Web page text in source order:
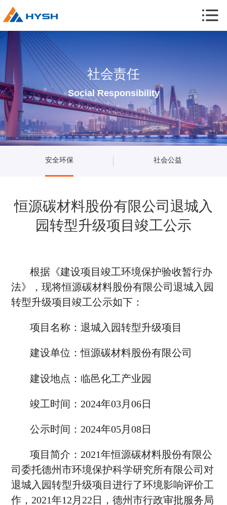
社会责任
Social Responsibility
安全环保 社会公益
恒源碳材料股份有限公司退城入
园转型升级项目竣工公示
根据《建设项目竣工环境保护验收暂行办
法》，现将恒源碳材料股份有限公司退城入园
转型升级项目竣工公示如下：
项目名称：退城入园转型升级项目
建设单位：恒源碳材料股份有限公司
建设地点：临邑化工产业园
竣工时间：2024年03月06日
公示时间：2024年05月08日
项目简介：2021年恒源碳材料股份有限公
司委托德州市环境保护科学研究所有限公司对
退城入园转型升级项目进行了环境影响评价工
作，2021年12月22日，德州市行政审批服务局